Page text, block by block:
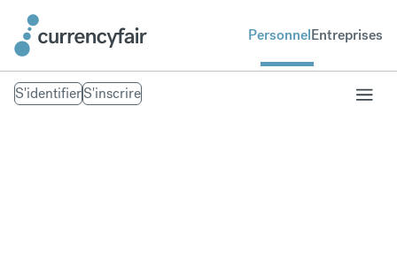
PersonnelEntreprises
S'identifierS'inscrire